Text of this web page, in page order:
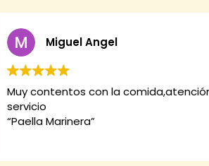
Miguel Angel
Muy contentos con la
servicio
“Paella Marinera”